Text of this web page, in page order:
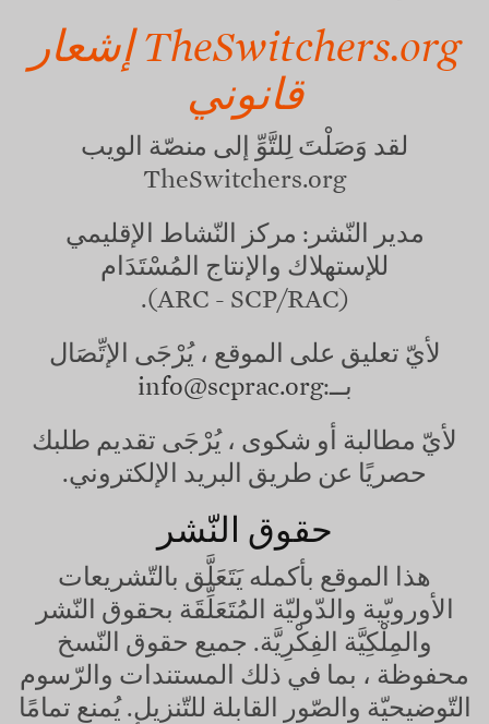
TheSwitchers.org إشعار
قانوني
لقد وَصَلْتَ لِلتَّوِّ إلى منصّة الويب
TheSwitchers.org
مدير النّشر: مركز النّشاط الإقليمي
للإستهلاك والإنتاج المُسْتَدَام
(ARC - SCP/RAC).
لأيّ تعليق على الموقع ، يُرْجَى الإتِّصَال
بــ:info@scprac.org
لأيّ مطالبة أو شكوى ، يُرْجَى تقديم طلبك
حصريًا عن طريق البريد الإلكتروني.
حقوق النّشر
هذا الموقع بأكمله يَتَعَلَّق بالتّشريعات
الأوروبّية والدّوليّة المُتَعَلِّقَة بحقوق النّشر
والمِلْكِيَّة الفِكْرِيَّة. جميع حقوق النّسخ
محفوظة ، بما في ذلك المستندات والرّسوم
التّوضيحيّة والصّور القابلة للتّنزيل. يُمنع تمامًا